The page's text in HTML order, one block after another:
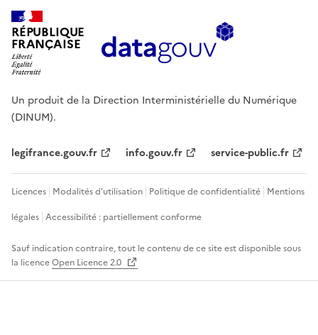
RÉPUBLIQUE
FRANÇAISE
Un produit de la Direction Interministérielle du Numérique
(DINUM).
legifrance.gouv.fr info.gouv.fr service-public.fr
Licences Modalités d'utilisation Politique de confidentialité Mentions
légales Accessibilité : partiellement conforme
Sauf indication contraire, tout le contenu de ce site est disponible sous
la licenceOpen Licence 2.0